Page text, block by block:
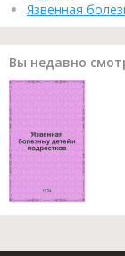
Язвенная
Вы недавно